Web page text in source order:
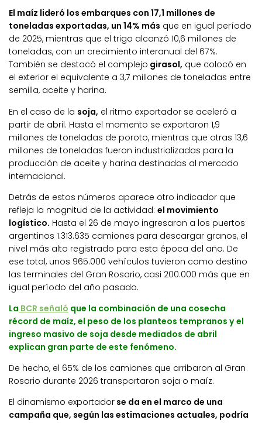
El maíz lideró los embarques con 17,1 millones de
toneladas exportadas, un 14% más que en igual período
de 2025, mientras que el trigo alcanzó 10,6 millones de
toneladas, con un crecimiento interanual del 67%.
También se destacó el complejo girasol, que colocó en
el exterior el equivalente a 3,7 millones de toneladas entre
semilla, aceite y harina.
En el caso de la soja, el ritmo exportador se aceleró a
partir de abril. Hasta el momento se exportaron 1,9
millones de toneladas de poroto, mientras que otras 13,6
millones de toneladas fueron industrializadas para la
producción de aceite y harina destinadas al mercado
internacional.
Detrás de estos números aparece otro indicador que
refleja la magnitud de la actividad: el movimiento
logístico. Hasta el 26 de mayo ingresaron a los puertos
argentinos 1.313.635 camiones para descargar granos, el
nivel más alto registrado para esta época del año. De
ese total, unos 965.000 vehículos tuvieron como destino
las terminales del Gran Rosario, casi 200.000 más que en
igual período del año pasado.
La BCR señaló que la combinación de una cosecha
récord de maíz, el peso de los planteos tempranos y el
ingreso masivo de soja desde mediados de abril
explican gran parte de este fenómeno.
De hecho, el 65% de los camiones que arribaron al Gran
Rosario durante 2026 transportaron soja o maíz.
El dinamismo exportador se da en el marco de una
campaña que, según las estimaciones actuales, podría